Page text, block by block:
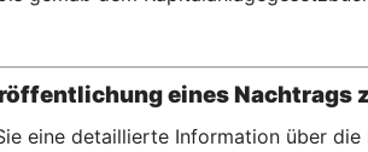
eines Nachtrags
eine detaillierte Information über